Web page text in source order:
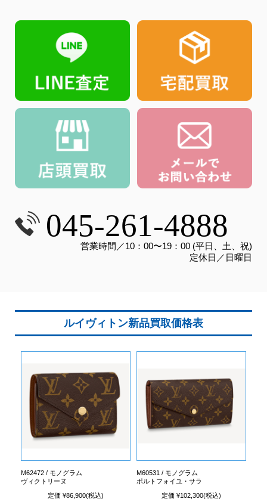
045-261-4888
営業時間／10：00〜19：00 (平日、土、祝)
定休日／日曜日
ルイヴィトン新品買取価格表
M62472 / モノグラム
ヴィクトリーヌ
定価 ¥86,900(税込)
M60531 / モノグラム
ポルトフォイユ・サラ
定価 ¥102,300(税込)